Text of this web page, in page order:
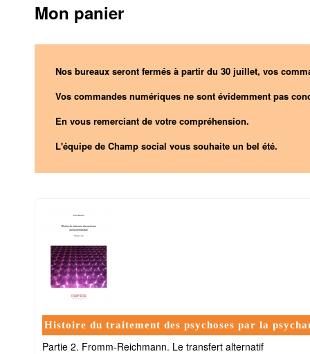
Mon panier
Nos bureaux seront fermés à partir du 30 juillet, vos
Vos commandes numériques ne sont évidemment pas
En vous remerciant de votre compréhension.
L'équipe de Champ social vous souhaite un bel été.
Histoire du traitement des psychoses par la
Partie 2. Fromm-Reichmann. Le transfert alternatif